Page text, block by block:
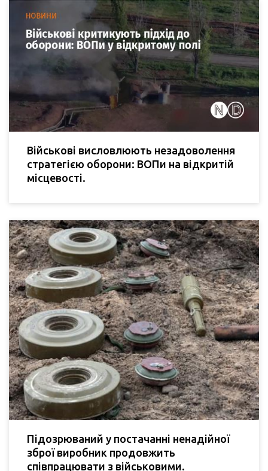
Військові висловлюють незадоволення
стратегією оборони: ВОПи на відкритій
місцевості.
Підозрюваний у постачанні ненадійної
зброї виробник продовжить
співпрацювати з військовими.